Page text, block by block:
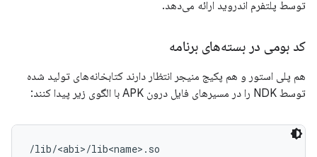
توسط پلتفرم اندروید ارائه می‌دهد.
کد بومی در بسته‌های برنامه
هم پلی استور و هم پکیج منیجر انتظار دارند کتابخانه‌های تولید شده
توسط NDK را در مسیرهای فایل درون APK با الگوی زیر پیدا کنند: